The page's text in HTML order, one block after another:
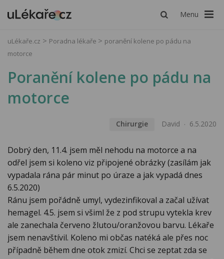
Menu
uLékaře.cz Poradna lékaře
poranění kolene po pádu na
motorce
Poranění kolene po pádu na
motorce
Chirurgie David 6.5.2020
Dobrý den, 11.4. jsem měl nehodu na motorce a na
odřel jsem si koleno viz připojené obrázky (zasílám jak
vypadala rána pár minut po úraze a jak vypadá dnes
6.5.2020)
Ránu jsem pořádně umyl, vydezinfikoval a začal užívat
hemagel. 4.5. jsem si všiml že z pod strupu vytekla krev
ale zanechala červeno žlutou/oranžovou barvu. Lékaře
jsem nenavštívil. Koleno mi občas natéká ale přes noc
případně během dne otok zmizí. Chci se zeptat zda se